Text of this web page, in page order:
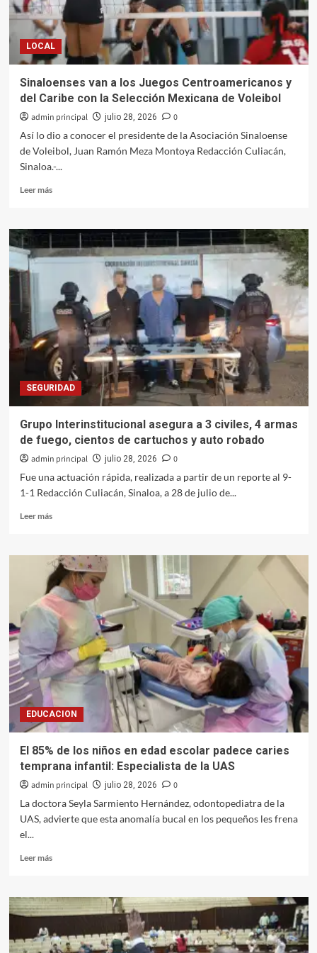
vulnerables:
Morena
LOCAL
Sinaloenses van a los Juegos Centroamericanos y
del Caribe con la Selección Mexicana de Voleibol
admin principal julio 28, 2026
0
Así lo dio a conocer el presidente de la Asociación Sinaloense
de Voleibol, Juan Ramón Meza Montoya Redacción Culiacán,
Sinaloa.-...
Leer másLeer
Sinaloenses
a
Juegos
Centroamericanos
y
del
Caribe
con
la
Selección
Mexicana
de
SEGURIDAD
Grupo Interinstitucional asegura a 3 civiles, 4 armas
de fuego, cientos de cartuchos y auto robado
admin principal julio 28, 2026
0
Fue una actuación rápida, realizada a partir de un reporte al 9-
1-1 Redacción Culiacán, Sinaloa, a 28 de julio de...
Leer másLeer
Grupo
Interinstitucional
asegura
a
3
civiles,
4
armas
de
fuego,
cientos
cartuchos
y
robado
EDUCACION
El 85% de los niños en edad escolar padece caries
temprana infantil: Especialista de la UAS
admin principal julio 28, 2026
0
La doctora Seyla Sarmiento Hernández, odontopediatra de la
UAS, advierte que esta anomalía bucal en los pequeños les frena
el...
Leer másLeer
El
85%
los
niños